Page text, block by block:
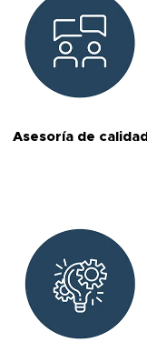
Asesoría de calidad